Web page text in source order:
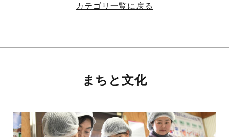
カテゴリ一覧に戻る
まちと文化